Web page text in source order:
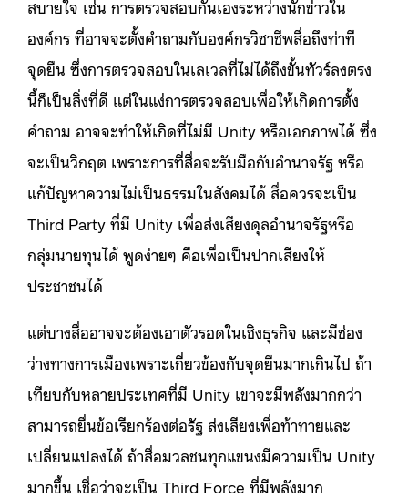
สบายใจ เช่น การตรวจสอบกันเองระหว่างนักข่าวใน
องค์กร ที่อาจจะตั้งคำถามกับองค์กรวิชาชีพสื่อถึงท่าที
จุดยืน ซึ่งการตรวจสอบในเลเวลที่ไม่ได้ถึงขั้นทัวร์ลงตรง
นี้ก็เป็นสิ่งที่ดี แต่ในแง่การตรวจสอบเพื่อให้เกิดการตั้ง
คำถาม อาจจะทำให้เกิดที่ไม่มี Unity หรือเอกภาพได้ ซึ่ง
จะเป็นวิกฤต เพราะการที่สื่อจะรับมือกับอำนาจรัฐ หรือ
แก้ปัญหาความไม่เป็นธรรมในสังคมได้ สื่อควรจะเป็น
Third Party ที่มี Unity เพื่อส่งเสียงดุลอำนาจรัฐหรือ
กลุ่มนายทุนได้ พูดง่ายๆ คือเพื่อเป็นปากเสียงให้
ประชาชนได้
แต่บางสื่ออาจจะต้องเอาตัวรอดในเชิงธุรกิจ และมีช่อง
ว่างทางการเมืองเพราะเกี่ยวข้องกับจุดยืนมากเกินไป ถ้า
เทียบกับหลายประเทศที่มี Unity เขาจะมีพลังมากกว่า
สามารถยื่นข้อเรียกร้องต่อรัฐ ส่งเสียงเพื่อท้าทายและ
เปลี่ยนแปลงได้ ถ้าสื่อมวลชนทุกแขนงมีความเป็น Unity
มากขึ้น เชื่อว่าจะเป็น Third Force ที่มีพลังมาก